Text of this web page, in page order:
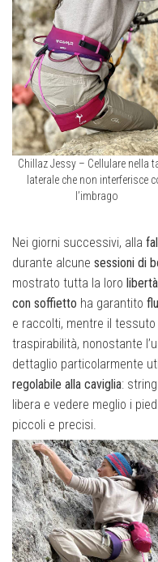
Chillaz Jessy – Cellulare nella
laterale che non interferisce
l’imbrago
Nei giorni successivi, alla
durante alcune sessioni di
mostrato tutta la loro
con soffietto ha garantito
e raccolti, mentre il
traspirabilità, nonostante
dettaglio particolarmente
regolabile alla caviglia:
libera e vedere meglio i
piccoli e precisi.